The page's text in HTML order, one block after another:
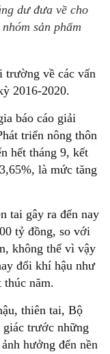
dư đưa về cho
sản phẩm
trường về các vấn
2016-2020.
báo cáo giải
triển nông thôn
hết tháng 9, kết
là mức tăng
tai gây ra đến nay
tỷ đồng, so với
không thể vì vậy
đổi khí hậu như
thúc năm.
thiên tai, Bộ
giác trước những
hưởng đến nền